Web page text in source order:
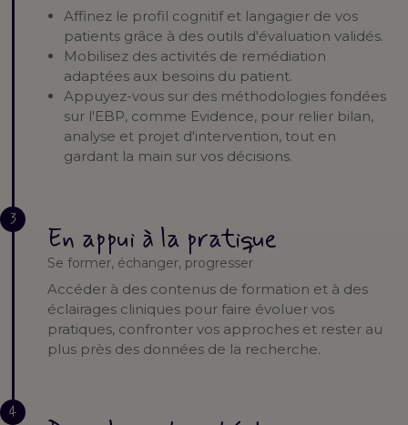
Affinez le profil cognitif et langagier de vos
patients grâce à des outils d'évaluation validés.
Mobilisez des activités de remédiation
adaptées aux besoins du patient.
Appuyez-vous sur des méthodologies fondées
sur l'EBP, comme Evidence, pour relier bilan,
analyse et projet d'intervention, tout en
gardant la main sur vos décisions.
3
En appui à la pratique
Se former, échanger, progresser
Accéder à des contenus de formation et à des
éclairages cliniques pour faire évoluer vos
pratiques, confronter vos approches et rester au
plus près des données de la recherche.
4